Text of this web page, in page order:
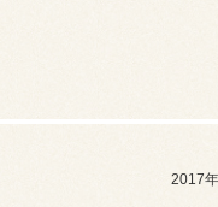
2017